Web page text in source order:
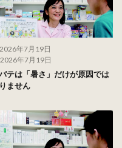
2026年7月19日
2026年7月19日
テは「暑さ」だけが原因では
ません